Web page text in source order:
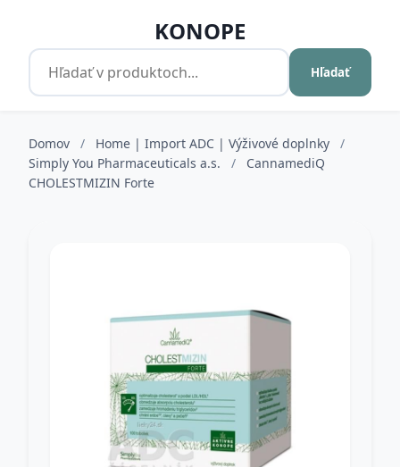
KONOPE
Hľadať
Domov / Home | Import ADC | Výživové doplnky
/
Simply You Pharmaceuticals a.s.
/
CannamediQ
CHOLESTMIZIN Forte